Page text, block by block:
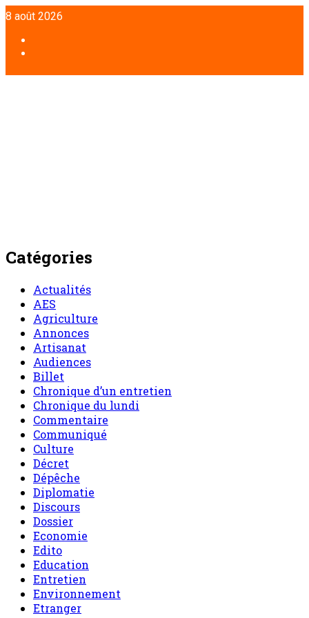
Aller
au
contenu
8 août 2026
Catégories
Actualités
AES
Agriculture
Annonces
Artisanat
Audiences
Billet
Chronique d’un entretien
Chronique du lundi
Commentaire
Communiqué
Culture
Décret
Dépêche
Diplomatie
Discours
Dossier
Economie
Edito
Education
Entretien
Environnement
Etranger